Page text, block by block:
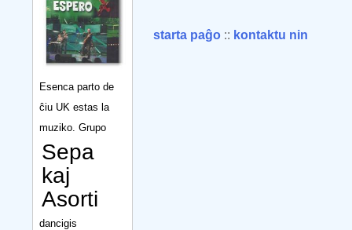
Esenca parto de
ĉiu UK estas la
muziko. Grupo
Sepa
kaj
Asorti
dancigis
starta paĝo :: kontaktu nin